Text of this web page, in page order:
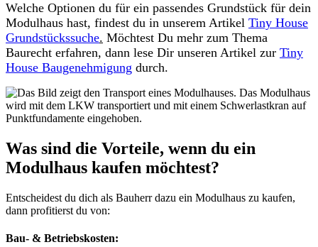
Welche Optionen du für ein passendes Grundstück für dein
Modulhaus hast, findest du in unserem Artikel Tiny House
Grundstückssuche. Möchtest Du mehr zum Thema
Baurecht erfahren, dann lese Dir unseren Artikel zur Tiny
House Baugenehmigung durch.
Was sind die Vorteile, wenn du ein
Modulhaus kaufen möchtest?
Entscheidest du dich als Bauherr dazu ein Modulhaus zu kaufen,
dann profitierst du von:
Bau- & Betriebskosten: